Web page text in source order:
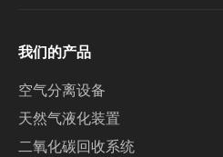
我们的产品
空气分离设备
天然气液化装置
二氧化碳回收系统